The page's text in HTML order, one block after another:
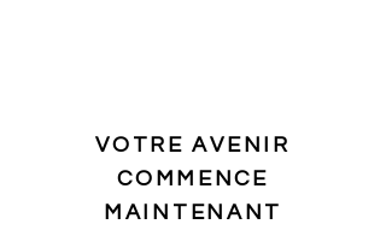
VOTRE AVENIR
COMMENCE
MAINTENANT